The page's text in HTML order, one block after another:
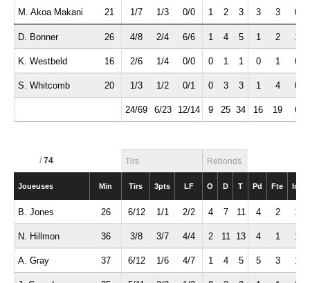
M. Akoa Makani 21 1/7 1/3 0/0 1 2 3 3 3 0
D. Bonner 26 4/8 2/4 6/6 1 4 5 1 2 1
K. Westbeld 16 2/6 1/4 0/0 0 1 1 0 1 0
S. Whitcomb 20 1/3 1/2 0/1 0 3 3 1 4 0
24/69 6/23 12/14 9 25 34 16 19 6
/ 74 Tirs Rebonds
Joueuses Min Tirs 3pts LF O D T Pd Fte Int
B. Jones 26 6/12 1/1 2/2 4 7 11 4 2 1
N. Hillmon 36 3/8 3/7 4/4 2 11 13 4 1 1
A. Gray 37 6/12 1/6 4/7 1 4 5 5 3 1